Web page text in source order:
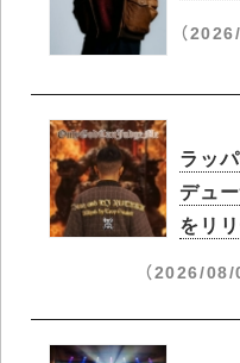
（
ラッ
デュ
をリ
（2026/08/